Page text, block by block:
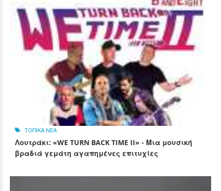
ΤΟΠΙΚΑ ΝΕΑ
Λουτράκι: «WE TURN BACK TIME II» - Μια μουσική
βραδιά γεμάτη αγαπημένες επιτυχίες